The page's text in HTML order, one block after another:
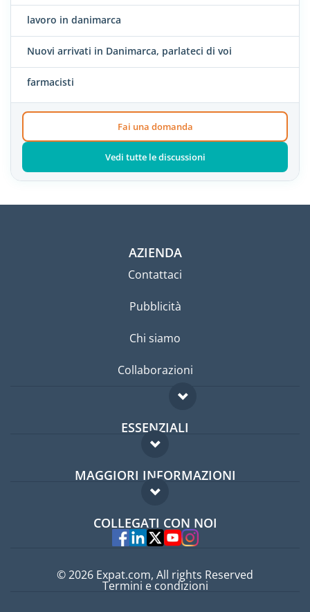
lavoro in danimarca
Nuovi arrivati in Danimarca, parlateci di voi
farmacisti
Fai una domanda
Vedi tutte le discussioni
AZIENDA
Contattaci
Pubblicità
Chi siamo
Collaborazioni
ESSENZIALI
Forum per expat
Guida per expat
MAGGIORI INFORMAZIONI
Domande frequenti
Esperti
COLLEGATI CON NOI
© 2026 Expat.com, All rights Reserved
Termini e condizioni